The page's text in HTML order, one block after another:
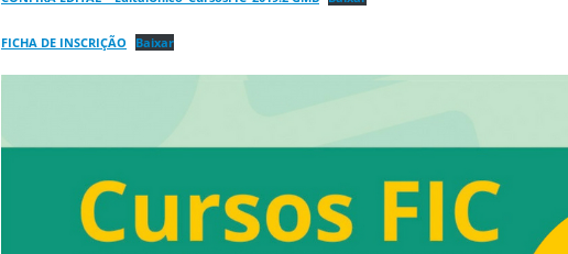
FICHA DE INSCRIÇÃO Baixar